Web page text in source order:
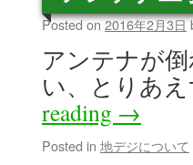
Posted on2016年2月3日
アンテナが
い、とりあ
reading →
Posted in 地デジについて